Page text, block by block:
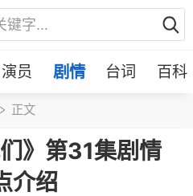
演员 剧情 台词 百科
正文
》第31集剧情
介绍